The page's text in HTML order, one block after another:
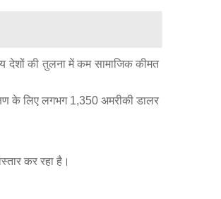
देशों की तुलना में कम सामाजिक कीमत
के लिए लगभग 1,350 अमरीकी डालर
कर रहा है।